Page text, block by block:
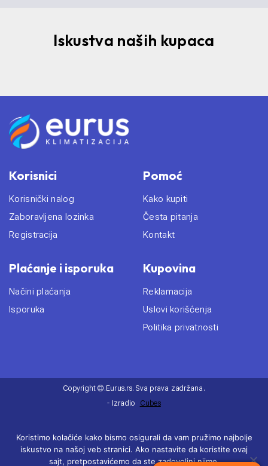
Iskustva naših kupaca
Korisnici
Korisnički nalog
Zaboravljena lozinka
Registracija
Pomoć
Kako kupiti
Česta pitanja
Kontakt
Plaćanje i isporuka
Načini plaćanja
Isporuka
Kupovina
Reklamacija
Uslovi korišćenja
Politika privatnosti
Copyright ©.Eurus.rs. Sva prava zadržana.
- Izradio
Cubes
Koristimo kolačiće kako bismo osigurali da vam pružimo najbolje
iskustvo na našoj veb stranici. Ako nastavite da koristite ovaj
sajt, pretpostavićemo da ste zadovoljni njime.